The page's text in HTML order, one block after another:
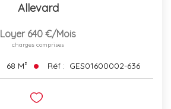
Allevard
Loyer 640 €/mois
charges comprises
68 M² Réf : GES01600002-636